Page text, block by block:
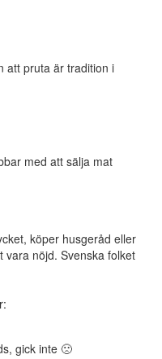
att pruta är tradition i
med att sälja mat
köper husgeråd eller
vara nöjd. Svenska folket
gick inte 🙁